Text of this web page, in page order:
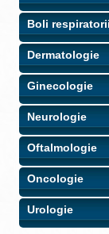
Boli respiratorii
Dermatologie
Ginecologie
Neurologie
Oftalmologie
Oncologie
Urologie